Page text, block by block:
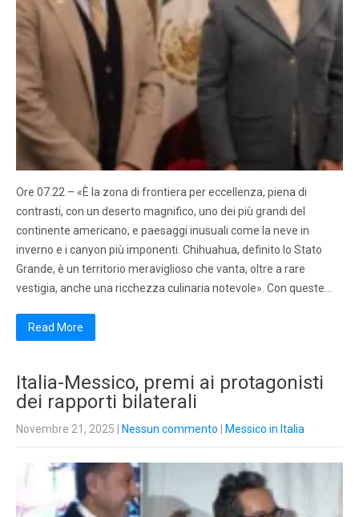
Ore 07.22 – «È la zona di frontiera per eccellenza, piena di
contrasti, con un deserto magnifico, uno dei più grandi del
continente americano, e paesaggi inusuali come la neve in
inverno e i canyon più imponenti. Chihuahua, definito lo Stato
Grande, è un territorio meraviglioso che vanta, oltre a rare
vestigia, anche una ricchezza culinaria notevole». Con queste…
Read More
Italia-Messico, premi ai protagonisti
dei rapporti bilaterali
Novembre 21, 2025 Nessun commento Messico in Italia